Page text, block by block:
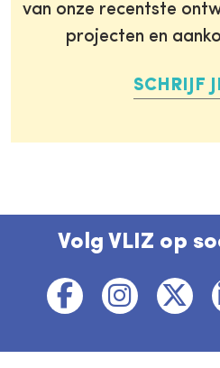
van onze recentste
projecten en
SCHRIJF
Volg VLIZ op